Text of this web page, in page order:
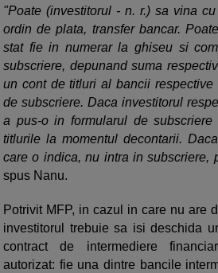
"Poate (investitorul - n. r.) sa vina
ordin de plata, transfer bancar.
stat fie in numerar la ghiseu si
subscriere, depunand suma
un cont de titluri al bancii respective
de subscriere. Daca investitorul
a pus-o in formularul de
titlurile la momentul decontarii.
care o indica, nu intra in subscriere,
spus Nanu.
Potrivit MFP, in cazul in care nu are
investitorul trebuie sa isi deschida
contract de intermediere
autorizat: fie una dintre bancile